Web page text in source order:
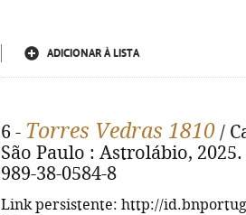
ADICIONAR À LISTA
6 - Torres Vedras 1810 /
São Paulo : Astrolábio,
989-38-0584-8
Link persistente: http://